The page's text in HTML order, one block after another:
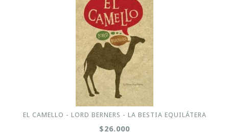
EL CAMELLO - LORD BERNERS - LA BESTIA EQUILÁTERA
$26.000